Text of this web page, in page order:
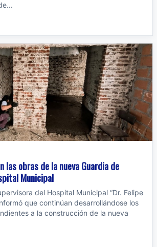
las obras de la nueva Guardia de
Municipal
del Hospital Municipal “Dr. Felipe
que continúan desarrollándose los
a la construcción de la nueva